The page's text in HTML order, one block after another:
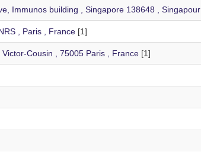
Immunos building , Singapore 138648 , Singapour .
, Paris , France[1]
Cousin , 75005 Paris , France[1]